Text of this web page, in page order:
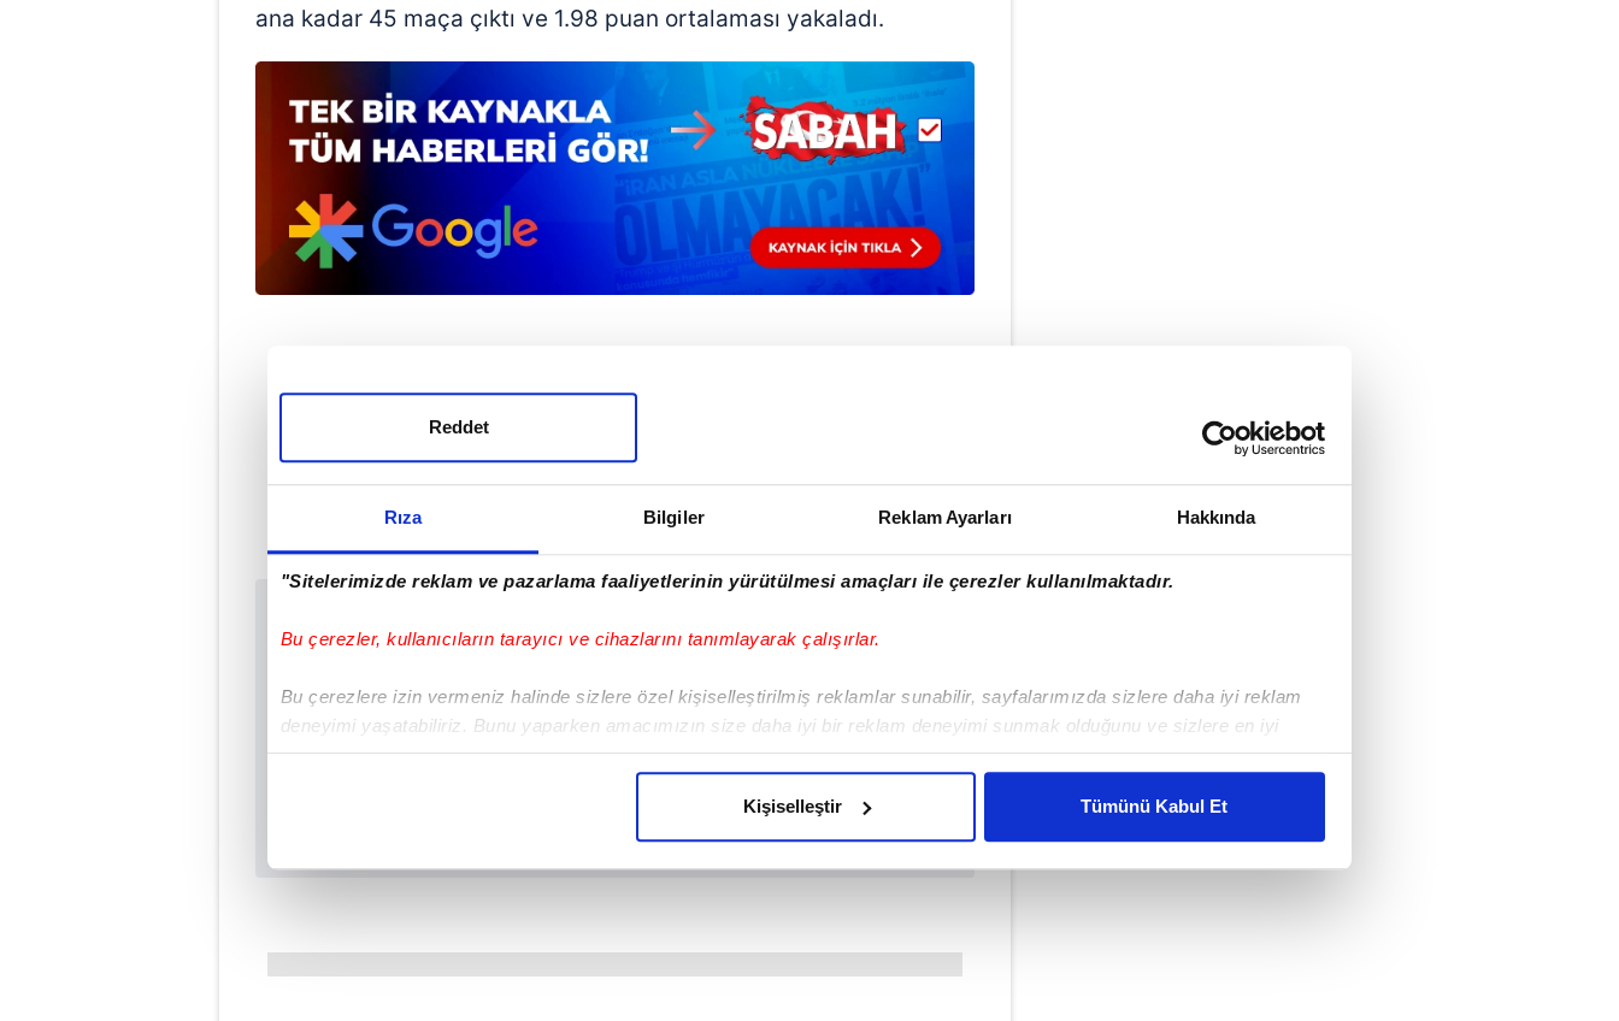
Rıza Bilgiler Reklam Ayarları Hakkında
"Sitelerimizde reklam ve pazarlama faaliyetlerinin yürütülmesi amaçları ile çerezler kullanılmaktadır.
Bu çerezler, kullanıcıların tarayıcı ve cihazlarını tanımlayarak çalışırlar.
Bu çerezlere izin vermeniz halinde sizlere özel kişiselleştirilmiş reklamlar sunabilir, sayfalarımızda sizlere daha iyi reklam
deneyimi yaşatabiliriz. Bunu yaparken amacımızın size daha iyi bir reklam deneyimi sunmak olduğunu ve sizlere en iyi
içerikleri sunabilmek adına elimizden gelen çabayı gösterdiğimizi ve bu noktada, reklamların maliyetlerimizi karşılamak
noktasında tek gelir kalemimiz olduğunu sizlere hatırlatmak isteriz.
Her halükârda, kullanıcılar, bu çerezlere izin vermedikleri takdirde, kullanıcılara hedefli reklamlar gösterilmeyecektir."
amacıyla kullanılmaktadır. Diğer çerezler, sitemizin daha işlevsel kılınması ve kişiselleştirilmesi ve sizlere yönelik
Reddet
Kişiselleştir Tümünü Kabul Et
ana kadar 45 maça çıktı ve 1.98 puan ortalaması yakaladı.
Uygulamalara Özel Ayrıcalıkları Keşfedin!